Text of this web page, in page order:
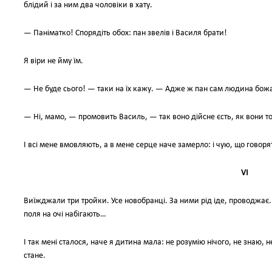
блідий і за ним два чоловіки в хату.
— Паніматко! Спорядіть обох: пан звелів і Василя брати!
Я віри не йму їм.
— Не буде сього! — таки на їх кажу. — Адже ж пан сам людина
— Ні, мамо, — промовить Василь, — так воно дійсне єсть, як вони
І всі мене вмовляють, а в мене серце наче замерло: і чую, що
VI
Виїжджали три тройки. Усе новобранці. За ними рід іде,
поля на очі набігають…
І так мені сталося, наче я дитина мала: не розумію нічого, не знаю,
стане.